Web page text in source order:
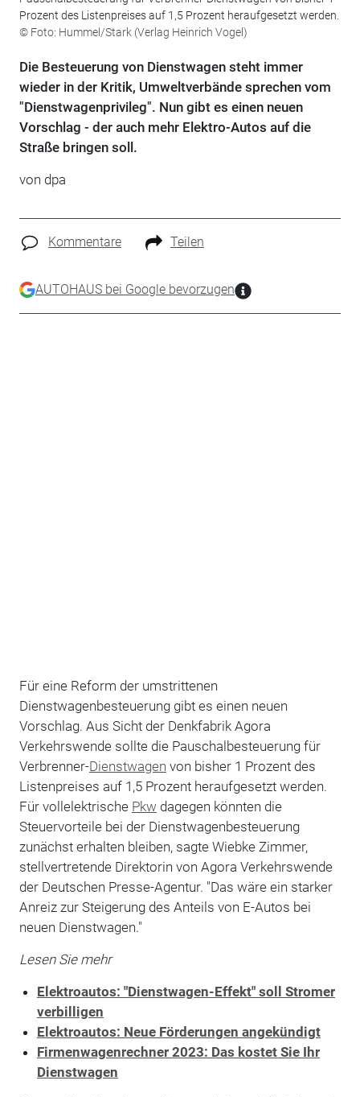
Prozent des Listenpreises auf 1,5 Prozent heraufgesetzt werden.
© Foto: Hummel/Stark (Verlag Heinrich Vogel)
Die Besteuerung von Dienstwagen steht immer
wieder in der Kritik, Umweltverbände sprechen vom
"Dienstwagenprivileg". Nun gibt es einen neuen
Vorschlag - der auch mehr Elektro-Autos auf die
Straße bringen soll.
von dpa
Kommentare Teilen
AUTOHAUS bei Google bevorzugen
Für eine Reform der umstrittenen
Dienstwagenbesteuerung gibt es einen neuen
Vorschlag. Aus Sicht der Denkfabrik Agora
Verkehrswende sollte die Pauschalbesteuerung für
Verbrenner-Dienstwagen von bisher 1 Prozent des
Listenpreises auf 1,5 Prozent heraufgesetzt werden.
Für vollelektrische Pkw dagegen könnten die
Steuervorteile bei der Dienstwagenbesteuerung
zunächst erhalten bleiben, sagte Wiebke Zimmer,
stellvertretende Direktorin von Agora Verkehrswende
der Deutschen Presse-Agentur. "Das wäre ein starker
Anreiz zur Steigerung des Anteils von E-Autos bei
neuen Dienstwagen."
Lesen Sie mehr
Elektroautos: "Dienstwagen-Effekt" soll Stromer
verbilligen
Elektroautos: Neue Förderungen angekündigt
Firmenwagenrechner 2023: Das kostet Sie Ihr
Dienstwagen